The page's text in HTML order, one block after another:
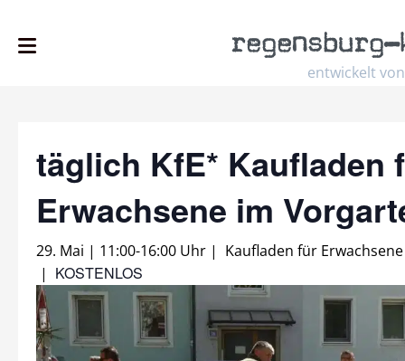
entwickelt von
regensburg–
täglich KfE* Kaufladen
Erwachsene im
29. Mai | 11:00-16:00 Uhr | Kaufladen für Erwachsene
| KOSTENLOS